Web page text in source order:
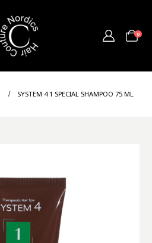
0
SYSTEM 4 1 SPECIAL SHAMPOO 75 ML